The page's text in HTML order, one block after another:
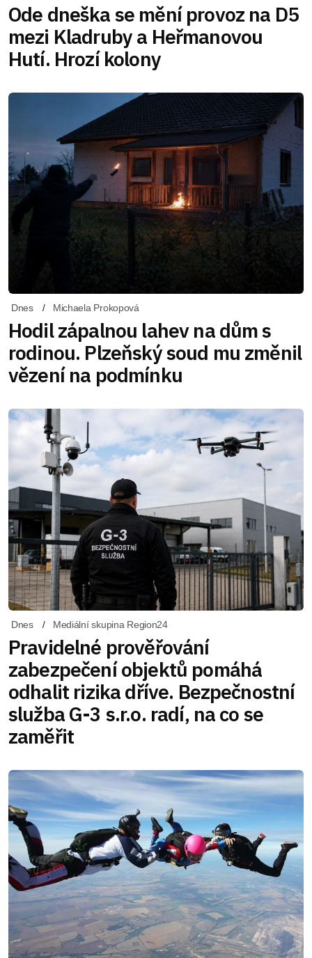
Ode dneška se mění provoz na D5
mezi Kladruby a Heřmanovou
Hutí. Hrozí kolony
Dnes Michaela Prokopová
Hodil zápalnou lahev na dům s
rodinou. Plzeňský soud mu změnil
vězení na podmínku
Dnes Mediální skupina Region24
Pravidelné prověřování
zabezpečení objektů pomáhá
odhalit rizika dříve. Bezpečnostní
služba G-3 s.r.o. radí, na co se
zaměřit